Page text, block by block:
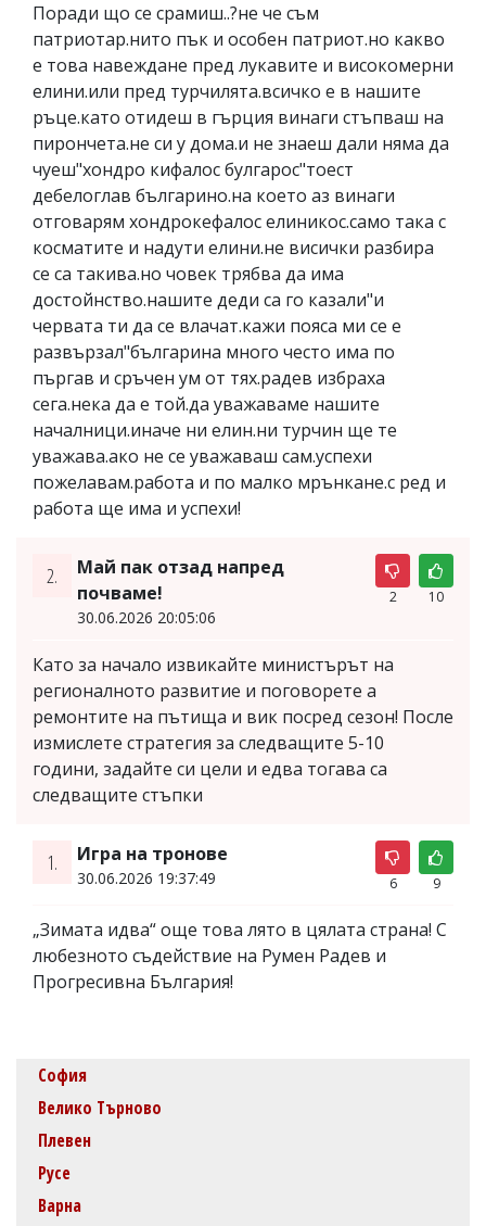
Поради що се срамиш..?не че съм
патриотар.нито пък и особен патриот.но какво
е това навеждане пред лукавите и високомерни
елини.или пред турчилята.всичко е в нашите
ръце.като отидеш в гърция винаги стъпваш на
пирончета.не си у дома.и не знаеш дали няма да
чуеш"хондро кифалос булгарос"тоест
дебелоглав българино.на което аз винаги
отговарям хондрокефалос елиникос.само така с
косматите и надути елини.не висички разбира
се са такива.но човек трябва да има
достойнство.нашите деди са го казали"и
червата ти да се влачат.кажи пояса ми се е
развързал"българина много често има по
пъргав и сръчен ум от тях.радев избраха
сега.нека да е той.да уважаваме нашите
началници.иначе ни елин.ни турчин ще те
уважава.ако не се уважаваш сам.успехи
пожелавам.работа и по малко мрънкане.с ред и
работа ще има и успехи!
2.
Май пак отзад напред
почваме!
30.06.2026 20:05:06
2 10
Като за начало извикайте министърът на
регионалното развитие и поговорете а
ремонтите на пътища и вик посред сезон! После
измислете стратегия за следващите 5-10
години, задайте си цели и едва тогава са
следващите стъпки
1. Игра на тронове
30.06.2026 19:37:49 6 9
„Зимата идва“ още това лято в цялата страна! С
любезното съдействие на Румен Радев и
Прогресивна България!
София
Велико Търново
Плевен
Русе
Варна